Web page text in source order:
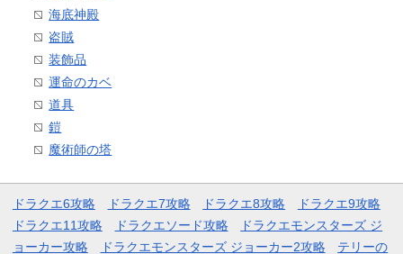
海底神殿
盗賊
装飾品
運命のカベ
道具
鎧
魔術師の塔
ドラクエ6攻略 ドラクエ7攻略 ドラクエ8攻略
ドラクエ9攻略
ドラクエ11攻略
ドラクエソード攻略
ドラクエモンスターズ ジ
ョーカー攻略
ドラクエモンスターズ ジョーカー2攻略 テリーの